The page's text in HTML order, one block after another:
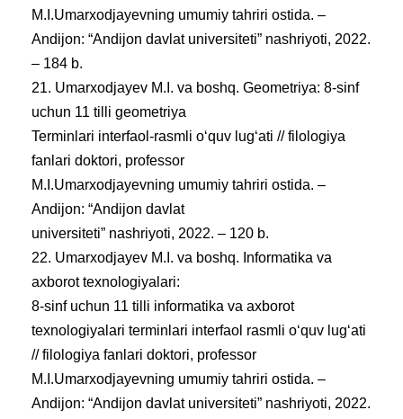
M.I.Umarxodjayevning umumiy tahriri ostida. –
Andijon: “Andijon davlat universiteti” nashriyoti, 2022.
– 184 b.
21. Umarxodjayev M.I. va boshq. Geometriya: 8-sinf
uchun 11 tilli geometriya
Terminlari interfaol-rasmli oʻquv lugʻati // filologiya
fanlari doktori, professor
M.I.Umarxodjayevning umumiy tahriri ostida. –
Andijon: “Andijon davlat
universiteti” nashriyoti, 2022. – 120 b.
22. Umarxodjayev M.I. va boshq. Informatika va
axborot texnologiyalari:
8-sinf uchun 11 tilli informatika va axborot
texnologiyalari terminlari interfaol rasmli oʻquv lugʻati
// filologiya fanlari doktori, professor
M.I.Umarxodjayevning umumiy tahriri ostida. –
Andijon: “Andijon davlat universiteti” nashriyoti, 2022.